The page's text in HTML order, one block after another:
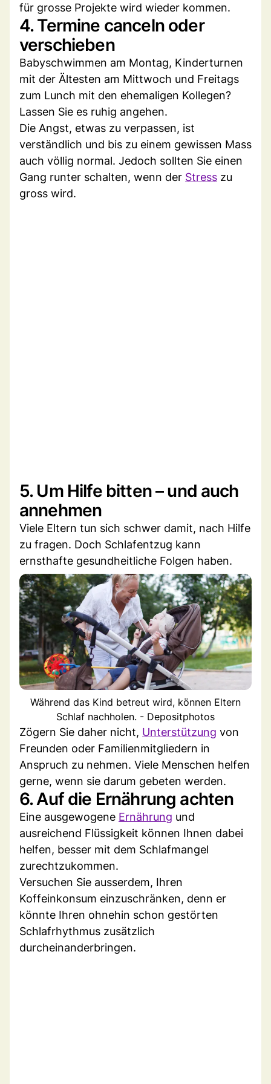
für grosse Projekte wird wieder kommen.
4. Termine canceln oder
verschieben
Babyschwimmen am Montag, Kinderturnen
mit der Ältesten am Mittwoch und Freitags
zum Lunch mit den ehemaligen Kollegen?
Lassen Sie es ruhig angehen.
Die Angst, etwas zu verpassen, ist
verständlich und bis zu einem gewissen Mass
auch völlig normal. Jedoch sollten Sie einen
Gang runter schalten, wenn der Stress zu
gross wird.
5. Um Hilfe bitten – und auch
annehmen
Viele Eltern tun sich schwer damit, nach Hilfe
zu fragen. Doch Schlafentzug kann
ernsthafte gesundheitliche Folgen haben.
Während das Kind betreut wird, können Eltern
Schlaf nachholen. - Depositphotos
Zögern Sie daher nicht, Unterstützung von
Freunden oder Familienmitgliedern in
Anspruch zu nehmen. Viele Menschen helfen
gerne, wenn sie darum gebeten werden.
6. Auf die Ernährung achten
Eine ausgewogene Ernährung und
ausreichend Flüssigkeit können Ihnen dabei
helfen, besser mit dem Schlafmangel
zurechtzukommen.
Versuchen Sie ausserdem, Ihren
Koffeinkonsum einzuschränken, denn er
könnte Ihren ohnehin schon gestörten
Schlafrhythmus zusätzlich
durcheinanderbringen.